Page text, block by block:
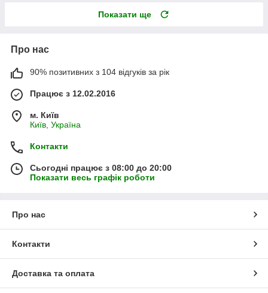
Показати ще
Про нас
90% позитивних з 104 відгуків за рік
Працює з 12.02.2016
м. Київ
Київ, Україна
Контакти
Сьогодні працює з 08:00 до 20:00
Показати весь графік роботи
Про нас
Контакти
Доставка та оплата